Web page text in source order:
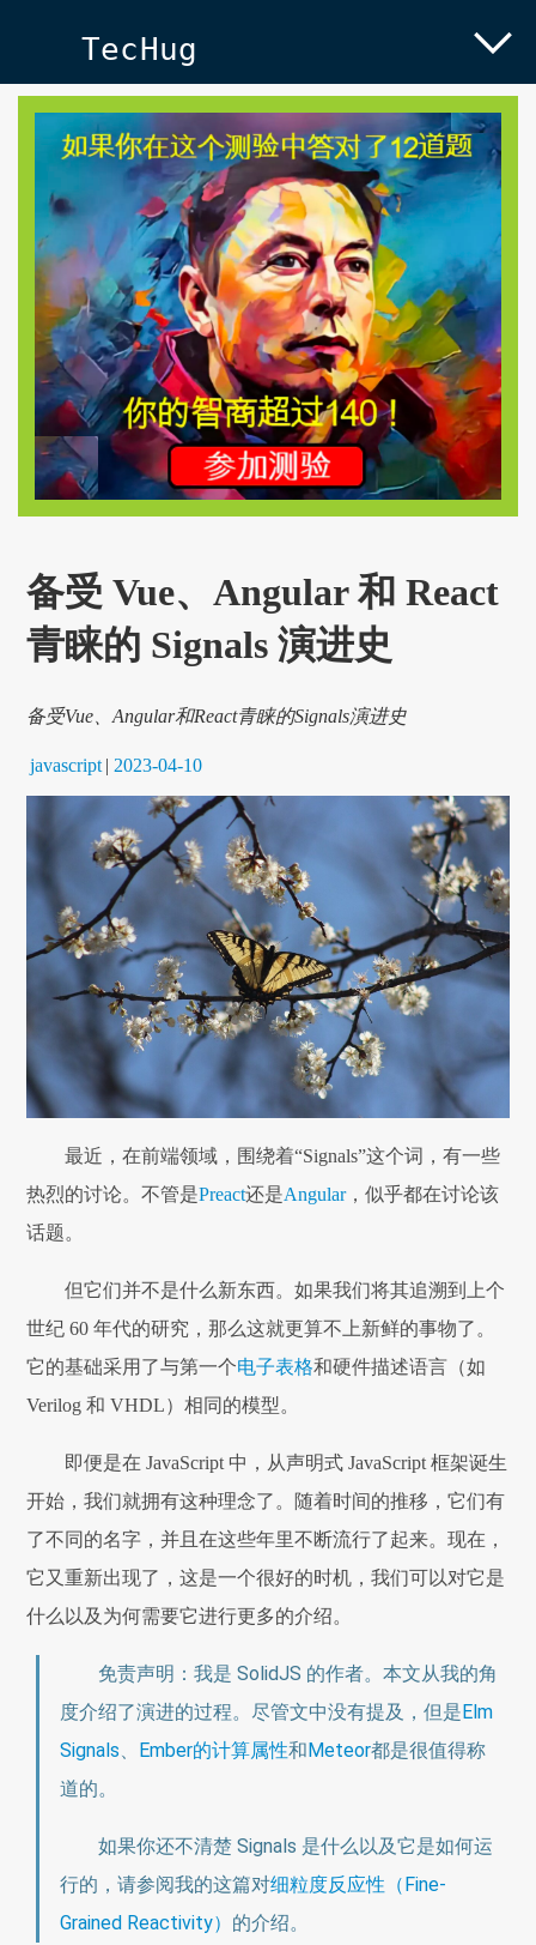
TecHug
备受 Vue、Angular 和 React
青睐的 Signals 演进史
备受Vue、Angular和React青睐的Signals演进史
javascript | 2023-04-10
最近，在前端领域，围绕着“Signals”这个词，有一些
热烈的讨论。不管是Preact还是Angular，似乎都在讨论该
话题。
但它们并不是什么新东西。如果我们将其追溯到上个
世纪 60 年代的研究，那么这就更算不上新鲜的事物了。
它的基础采用了与第一个电子表格和硬件描述语言（如
Verilog 和 VHDL）相同的模型。
即便是在 JavaScript 中，从声明式 JavaScript 框架诞生
开始，我们就拥有这种理念了。随着时间的推移，它们有
了不同的名字，并且在这些年里不断流行了起来。现在，
它又重新出现了，这是一个很好的时机，我们可以对它是
什么以及为何需要它进行更多的介绍。
免责声明：我是 SolidJS 的作者。本文从我的角
度介绍了演进的过程。尽管文中没有提及，但是Elm
Signals、 Ember的计算属性和Meteor都是很值得称
道的。
如果你还不清楚 Signals 是什么以及它是如何运
行的，请参阅我的这篇对细粒度反应性（Fine-
Grained Reactivity） 的介绍。